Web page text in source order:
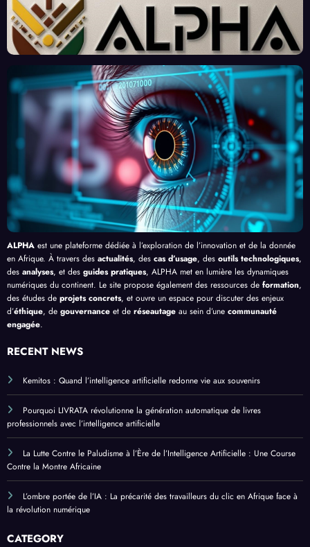
Nouv
eau
Front
contr
e le
Palud
isme
en
Afriq
ue
Enjeu
x et
Prom
esses
, au-
delà
de
Bang
ui
Redé
finiss
ent
l’Effi
cacit
é de
l’IA
ution
né
par
l’Inte
lligen
ce
Artifi
cielle
ALPHA est une plateforme dédiée à l’exploration de l’innovation et de la donnée
en Afrique. À travers des actualités, des cas d’usage, des outils technologiques,
des analyses, et des guides pratiques, ALPHA met en lumière les dynamiques
numériques du continent. Le site propose également des ressources de formation,
des études de projets concrets, et ouvre un espace pour discuter des enjeux
d’éthique, de gouvernance et de réseautage au sein d’une communauté
engagée.
RECENT NEWS
Kemitos : Quand l’intelligence artificielle redonne vie aux souvenirs
Pourquoi LIVRATA révolutionne la génération automatique de livres
professionnels avec l’intelligence artificielle
La Lutte Contre le Paludisme à l’Ère de l’Intelligence Artificielle : Une Course
Contre la Montre Africaine
L’ombre portée de l’IA : La précarité des travailleurs du clic en Afrique face à
la révolution numérique
CATEGORY